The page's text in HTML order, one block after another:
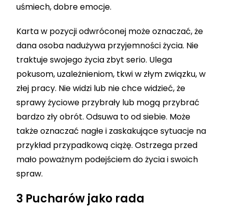
uśmiech, dobre emocje.
Karta w pozycji odwróconej może oznaczać, że
dana osoba nadużywa przyjemności życia. Nie
traktuje swojego życia zbyt serio. Ulega
pokusom, uzależnieniom, tkwi w złym związku, w
złej pracy. Nie widzi lub nie chce widzieć, że
sprawy życiowe przybrały lub mogą przybrać
bardzo zły obrót. Odsuwa to od siebie. Może
także oznaczać nagłe i zaskakujące sytuacje na
przykład przypadkową ciążę. Ostrzega przed
mało poważnym podejściem do życia i swoich
spraw.
3 Pucharów jako rada